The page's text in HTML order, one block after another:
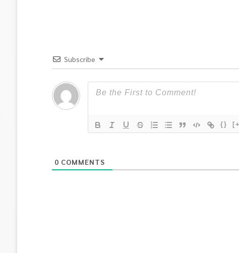
Subscribe
{}
0 COMMENTS